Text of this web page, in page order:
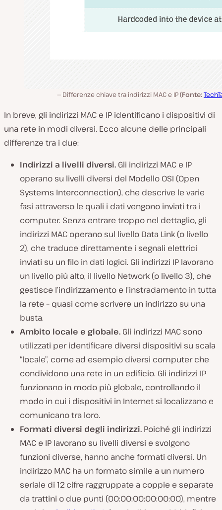
Differenze chiave tra indirizzi MAC e IP (Fonte:
In breve, gli indirizzi MAC e IP identificano i dispositivi di
una rete in modi diversi. Ecco alcune delle principali
differenze tra i due:
Indirizzi a livelli diversi. Gli indirizzi MAC e IP
operano su livelli diversi del Modello OSI (Open
Systems Interconnection), che descrive le varie
fasi attraverso le quali i dati vengono inviati tra i
computer. Senza entrare troppo nel dettaglio, gli
indirizzi MAC operano sul livello Data Link (o livello
2), che traduce direttamente i segnali elettrici
inviati su un filo in dati logici. Gli indirizzi IP lavorano
un livello più alto, il livello Network (o livello 3), che
gestisce l’indirizzamento e l’instradamento in tutta
la rete – quasi come scrivere un indirizzo su una
busta.
Ambito locale e globale. Gli indirizzi MAC sono
utilizzati per identificare diversi dispositivi su scala
“locale”, come ad esempio diversi computer che
condividono una rete in un edificio. Gli indirizzi IP
funzionano in modo più globale, controllando il
modo in cui i dispositivi in Internet si localizzano e
comunicano tra loro.
Formati diversi degli indirizzi. Poiché gli indirizzi
MAC e IP lavorano su livelli diversi e svolgono
funzioni diverse, hanno anche formati diversi. Un
indirizzo MAC ha un formato simile a un numero
seriale di 12 cifre raggruppate a coppie e separate
da trattini o due punti (00:00:00:00:00:00), mentre